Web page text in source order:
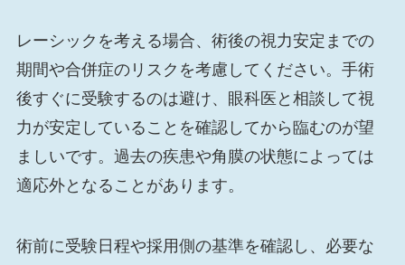
レーシックを考える場合、術後の視力安定までの
期間や合併症のリスクを考慮してください。手術
後すぐに受験するのは避け、眼科医と相談して視
力が安定していることを確認してから臨むのが望
ましいです。過去の疾患や角膜の状態によっては
適応外となることがあります。
術前に受験日程や採用側の基準を確認し、必要な